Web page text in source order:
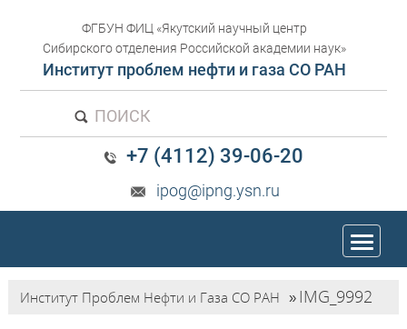
ФГБУН ФИЦ «Якутский научный центр
Сибирского отделения Российской академии наук»
Институт проблем нефти и газа СО РАН
ПОИСК
+7 (4112) 39-06-20
ipog@ipng.ysn.ru
trk
Институт Проблем Нефти и Газа СО РАН »IMG_9992